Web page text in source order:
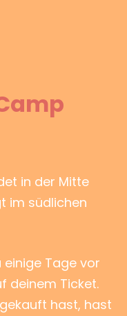
in der Mitte
im südlichen
Tage vor
deinem Ticket.
hast, hast